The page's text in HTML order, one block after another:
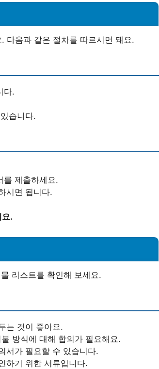
다음과 같은 절차를 따르시면 돼요.
다.
습니다.
를 제출하세요.
시면 됩니다.
요.
리스트를 확인해 보세요.
는 것이 좋아요.
방식에 대해 합의가 필요해요.
서가 필요할 수 있습니다.
하기 위한 서류입니다.